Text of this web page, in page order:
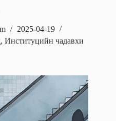
2025-04-19
, Институцийн чадавхи